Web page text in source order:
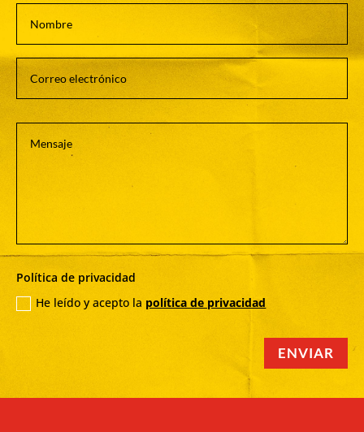
Política de privacidad
He leído y acepto la política de privacidad
ENVIAR